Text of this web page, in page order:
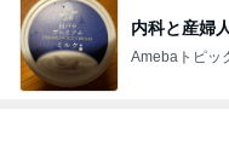
内科と産婦
Amebaトピッ